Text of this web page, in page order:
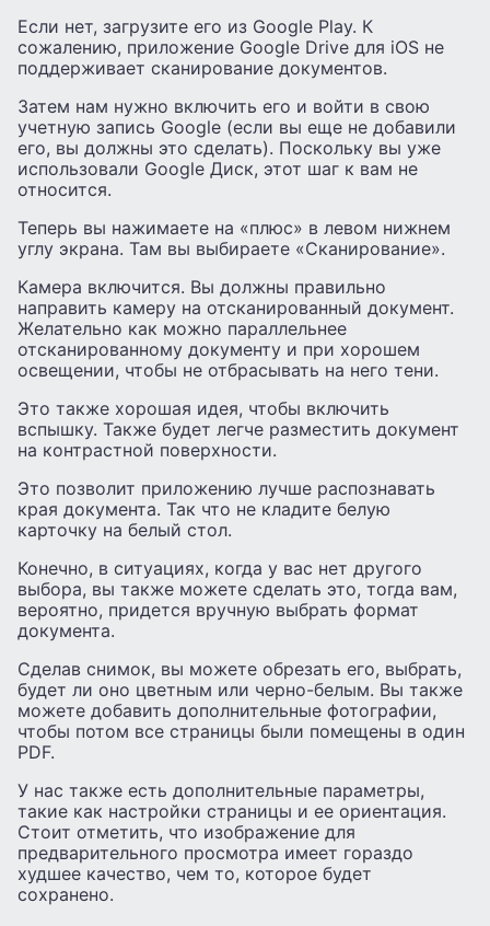
Если нет, загрузите его из Google Play. К
сожалению, приложение Google Drive для iOS не
поддерживает сканирование документов.
Затем нам нужно включить его и войти в свою
учетную запись Google (если вы еще не добавили
его, вы должны это сделать). Поскольку вы уже
использовали Google Диск, этот шаг к вам не
относится.
Теперь вы нажимаете на «плюс» в левом нижнем
углу экрана. Там вы выбираете «Сканирование».
Камера включится. Вы должны правильно
направить камеру на отсканированный документ.
Желательно как можно параллельнее
отсканированному документу и при хорошем
освещении, чтобы не отбрасывать на него тени.
Это также хорошая идея, чтобы включить
вспышку. Также будет легче разместить документ
на контрастной поверхности.
Это позволит приложению лучше распознавать
края документа. Так что не кладите белую
карточку на белый стол.
Конечно, в ситуациях, когда у вас нет другого
выбора, вы также можете сделать это, тогда вам,
вероятно, придется вручную выбрать формат
документа.
Сделав снимок, вы можете обрезать его, выбрать,
будет ли оно цветным или черно-белым. Вы также
можете добавить дополнительные фотографии,
чтобы потом все страницы были помещены в один
PDF.
У нас также есть дополнительные параметры,
такие как настройки страницы и ее ориентация.
Стоит отметить, что изображение для
предварительного просмотра имеет гораздо
худшее качество, чем то, которое будет
сохранено.